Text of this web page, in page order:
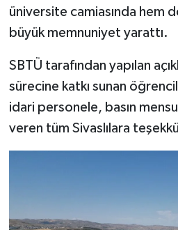
üniversite camiasında hem
büyük memnuniyet yarattı.
SBTÜ tarafından yapılan
sürecine katkı sunan
idari personele, basın
veren tüm Sivaslılara